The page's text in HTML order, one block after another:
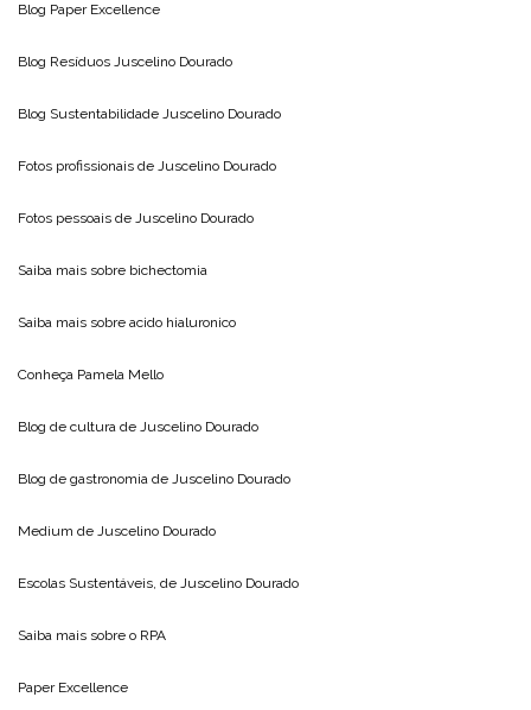
Blog Paper Excellence
Blog Resíduos Juscelino Dourado
Blog Sustentabilidade Juscelino Dourado
Fotos profissionais de Juscelino Dourado
Fotos pessoais de Juscelino Dourado
Saiba mais sobre bichectomia
Saiba mais sobre acido hialuronico
Conheça Pamela Mello
Blog de cultura de Juscelino Dourado
Blog de gastronomia de Juscelino Dourado
Medium de Juscelino Dourado
Escolas Sustentáveis, de Juscelino Dourado
Saiba mais sobre o RPA
Paper Excellence